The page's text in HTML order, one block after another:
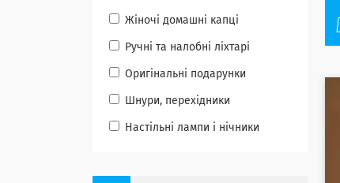
Жіночі домашні капці
Ручні та налобні ліхтарі
Оригінальні подарунки
Шнури, перехідники
Настільні лампи і нічники